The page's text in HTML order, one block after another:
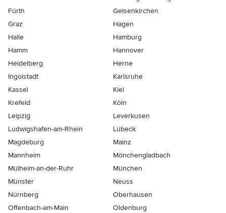
Fürth
Gelsenkirchen
Graz
Hagen
Halle
Hamburg
Hamm
Hannover
Heidelberg
Herne
Ingolstadt
Karlsruhe
Kassel
Kiel
Krefeld
Köln
Leipzig
Leverkusen
Ludwigshafen-am-Rhein
Lübeck
Magdeburg
Mainz
Mannheim
Mönchen­gladbach
Mülheim-an-der-Ruhr
München
Münster
Neuss
Nürnberg
Oberhausen
Offenbach-am-Main
Oldenburg